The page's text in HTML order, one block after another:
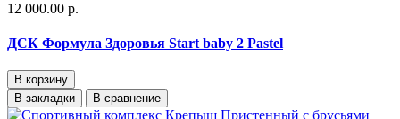
12 000.00 р.
ДСК Формула Здоровья Start baby 2 Pastel
В корзину
В закладки
В сравнение